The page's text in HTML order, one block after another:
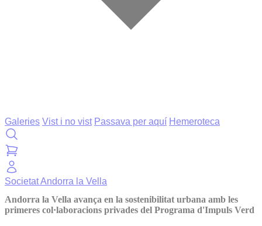
Galeries Vist i no vist Passava per aquí Hemeroteca
SocietatAndorra la Vella
Andorra la Vella avança en la sostenibilitat urbana amb les
primeres col·laboracions privades del Programa d'Impuls Verd